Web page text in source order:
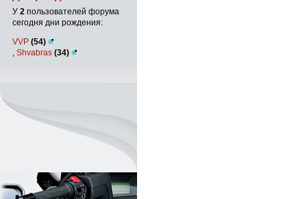
У 2 пользователей форума
сегодня дни рождения:
VVP (54)
Shvabras (34)